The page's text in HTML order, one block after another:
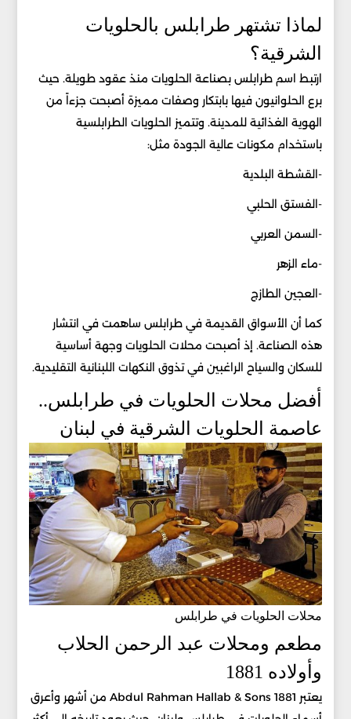
لماذا تشتهر طرابلس بالحلويات
الشرقية؟
ارتبط اسم طرابلس بصناعة الحلويات منذ عقود طويلة. حيث
برع الحلوانيون فيها بابتكار وصفات مميزة أصبحت جزءاً من
الهوية الغذائية للمدينة. وتتميز الحلويات الطرابلسية
باستخدام مكونات عالية الجودة مثل:
-القشطة البلدية
-الفستق الحلبي
-السمن العربي
-ماء الزهر
-العجين الطازج
كما أن الأسواق القديمة في طرابلس ساهمت في انتشار
هذه الصناعة. إذ أصبحت محلات الحلويات وجهة أساسية
للسكان والسياح الراغبين في تذوق النكهات اللبنانية التقليدية.
أفضل محلات الحلويات في طرابلس..
عاصمة الحلويات الشرقية في لبنان
محلات الحلويات في طرابلس
مطعم ومحلات عبد الرحمن الحلاب
وأولاده 1881
يعتبر Abdul Rahman Hallab & Sons 1881 من أشهر وأعرق